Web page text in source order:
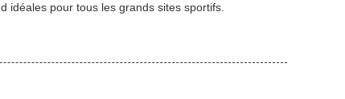
idéales pour tous les grands sites sportifs.